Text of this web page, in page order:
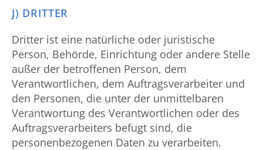
J) DRITTER
Dritter ist eine natürliche oder juristische
Person, Behörde, Einrichtung oder andere Stelle
außer der betroffenen Person, dem
Verantwortlichen, dem Auftragsverarbeiter und
den Personen, die unter der unmittelbaren
Verantwortung des Verantwortlichen oder des
Auftragsverarbeiters befugt sind, die
personenbezogenen Daten zu verarbeiten.